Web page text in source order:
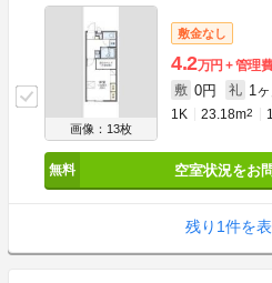
画像：13枚
敷金なし
4.2万円 管理
敷 0円 礼 1
1K 23.18m2
空室状況をお
残り1件を